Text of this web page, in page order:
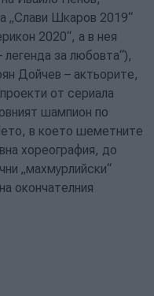
„Слави Шкаров 2019“
2020“, а в нея
за любовта“),
Дойчев – актьорите,
от сериала
шампион по
в което шеметните
хореография, до
„махмурлийски“
окончателния